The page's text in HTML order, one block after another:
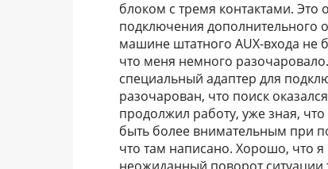
блоком с тремя контактами. Это
подключения дополнительного
машине штатного AUX-входа
что меня немного
специальный адаптер для
разочарован, что поиск
продолжил работу, уже зная,
быть более внимательным при
что там написано. Хорошо, что